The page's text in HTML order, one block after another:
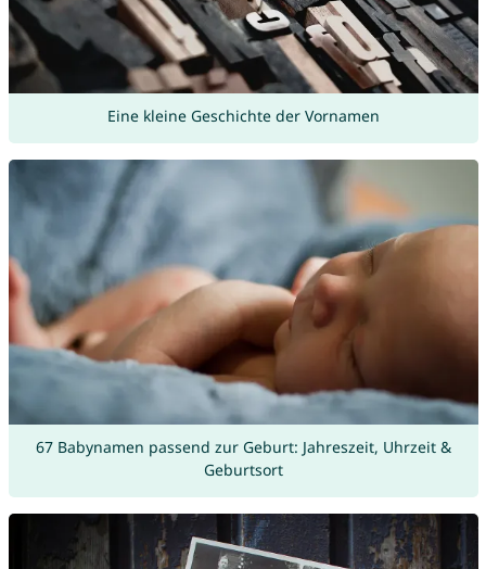
Eine kleine Geschichte der Vornamen
67 Babynamen passend zur Geburt: Jahreszeit, Uhrzeit &
Geburtsort